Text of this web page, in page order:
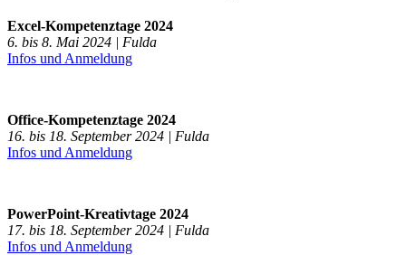
Excel-Kompetenztage 2024
6. bis 8. Mai 2024 | Fulda
Infos und Anmeldung
Office-Kompetenztage 2024
16. bis 18. September 2024 | Fulda
Infos und Anmeldung
PowerPoint-Kreativtage 2024
17. bis 18. September 2024 | Fulda
Infos und Anmeldung